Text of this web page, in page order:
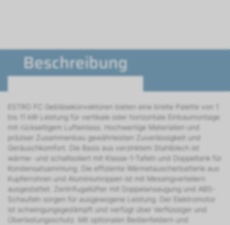
Beschreibung
ESTRO FC Gebläsekonvektoren bieten eine breite Palette von 1
bis 11 kW Leistung für vertikale oder horizontale Einbaumontage
mit rückseitigem Lufteinlass. Hochwertige Materialien und
präziser Zusammenbau gewährleisten Zuverlässigkeit und
Geräuschkomfort. Die Basis aus verzinktem Stahlblech ist
wärme- und schallisoliert mit Klasse-1-Tafeln und Doppeltank für
Kondensatsammlung. Die effiziente Wärmetauscherbatterie aus
Kupferrohren und Aluminiumrippen ist mit Messingverteilern
ausgestattet. Zentrifugallüfter mit Doppelansaugung und ABS-
Schaufeln sorgen für ausgewogene Leistung. Der Elektromotor
ist schwingungsgedämpft und verfügt über Verflüssiger und
Überlastungsschutz. Mit optionalen Bedienfeldern und